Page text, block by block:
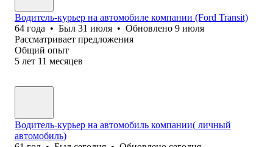
Водитель-курьер на автомобиле компании (Ford Transit)
64 года • Был 31 июля • Обновлено 9 июля
Рассматривает предложения
Общий опыт
5 лет 11 месяцев
Водитель-курьер на автомобиль компании( личный
автомобиль)